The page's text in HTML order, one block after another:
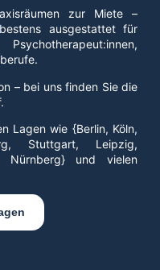
zur Miete –
ausgestattet für
– bei uns finden Sie die
Lagen wie {Berlin, Köln,
Stuttgart, Leipzig,
Nürnberg} und vielen